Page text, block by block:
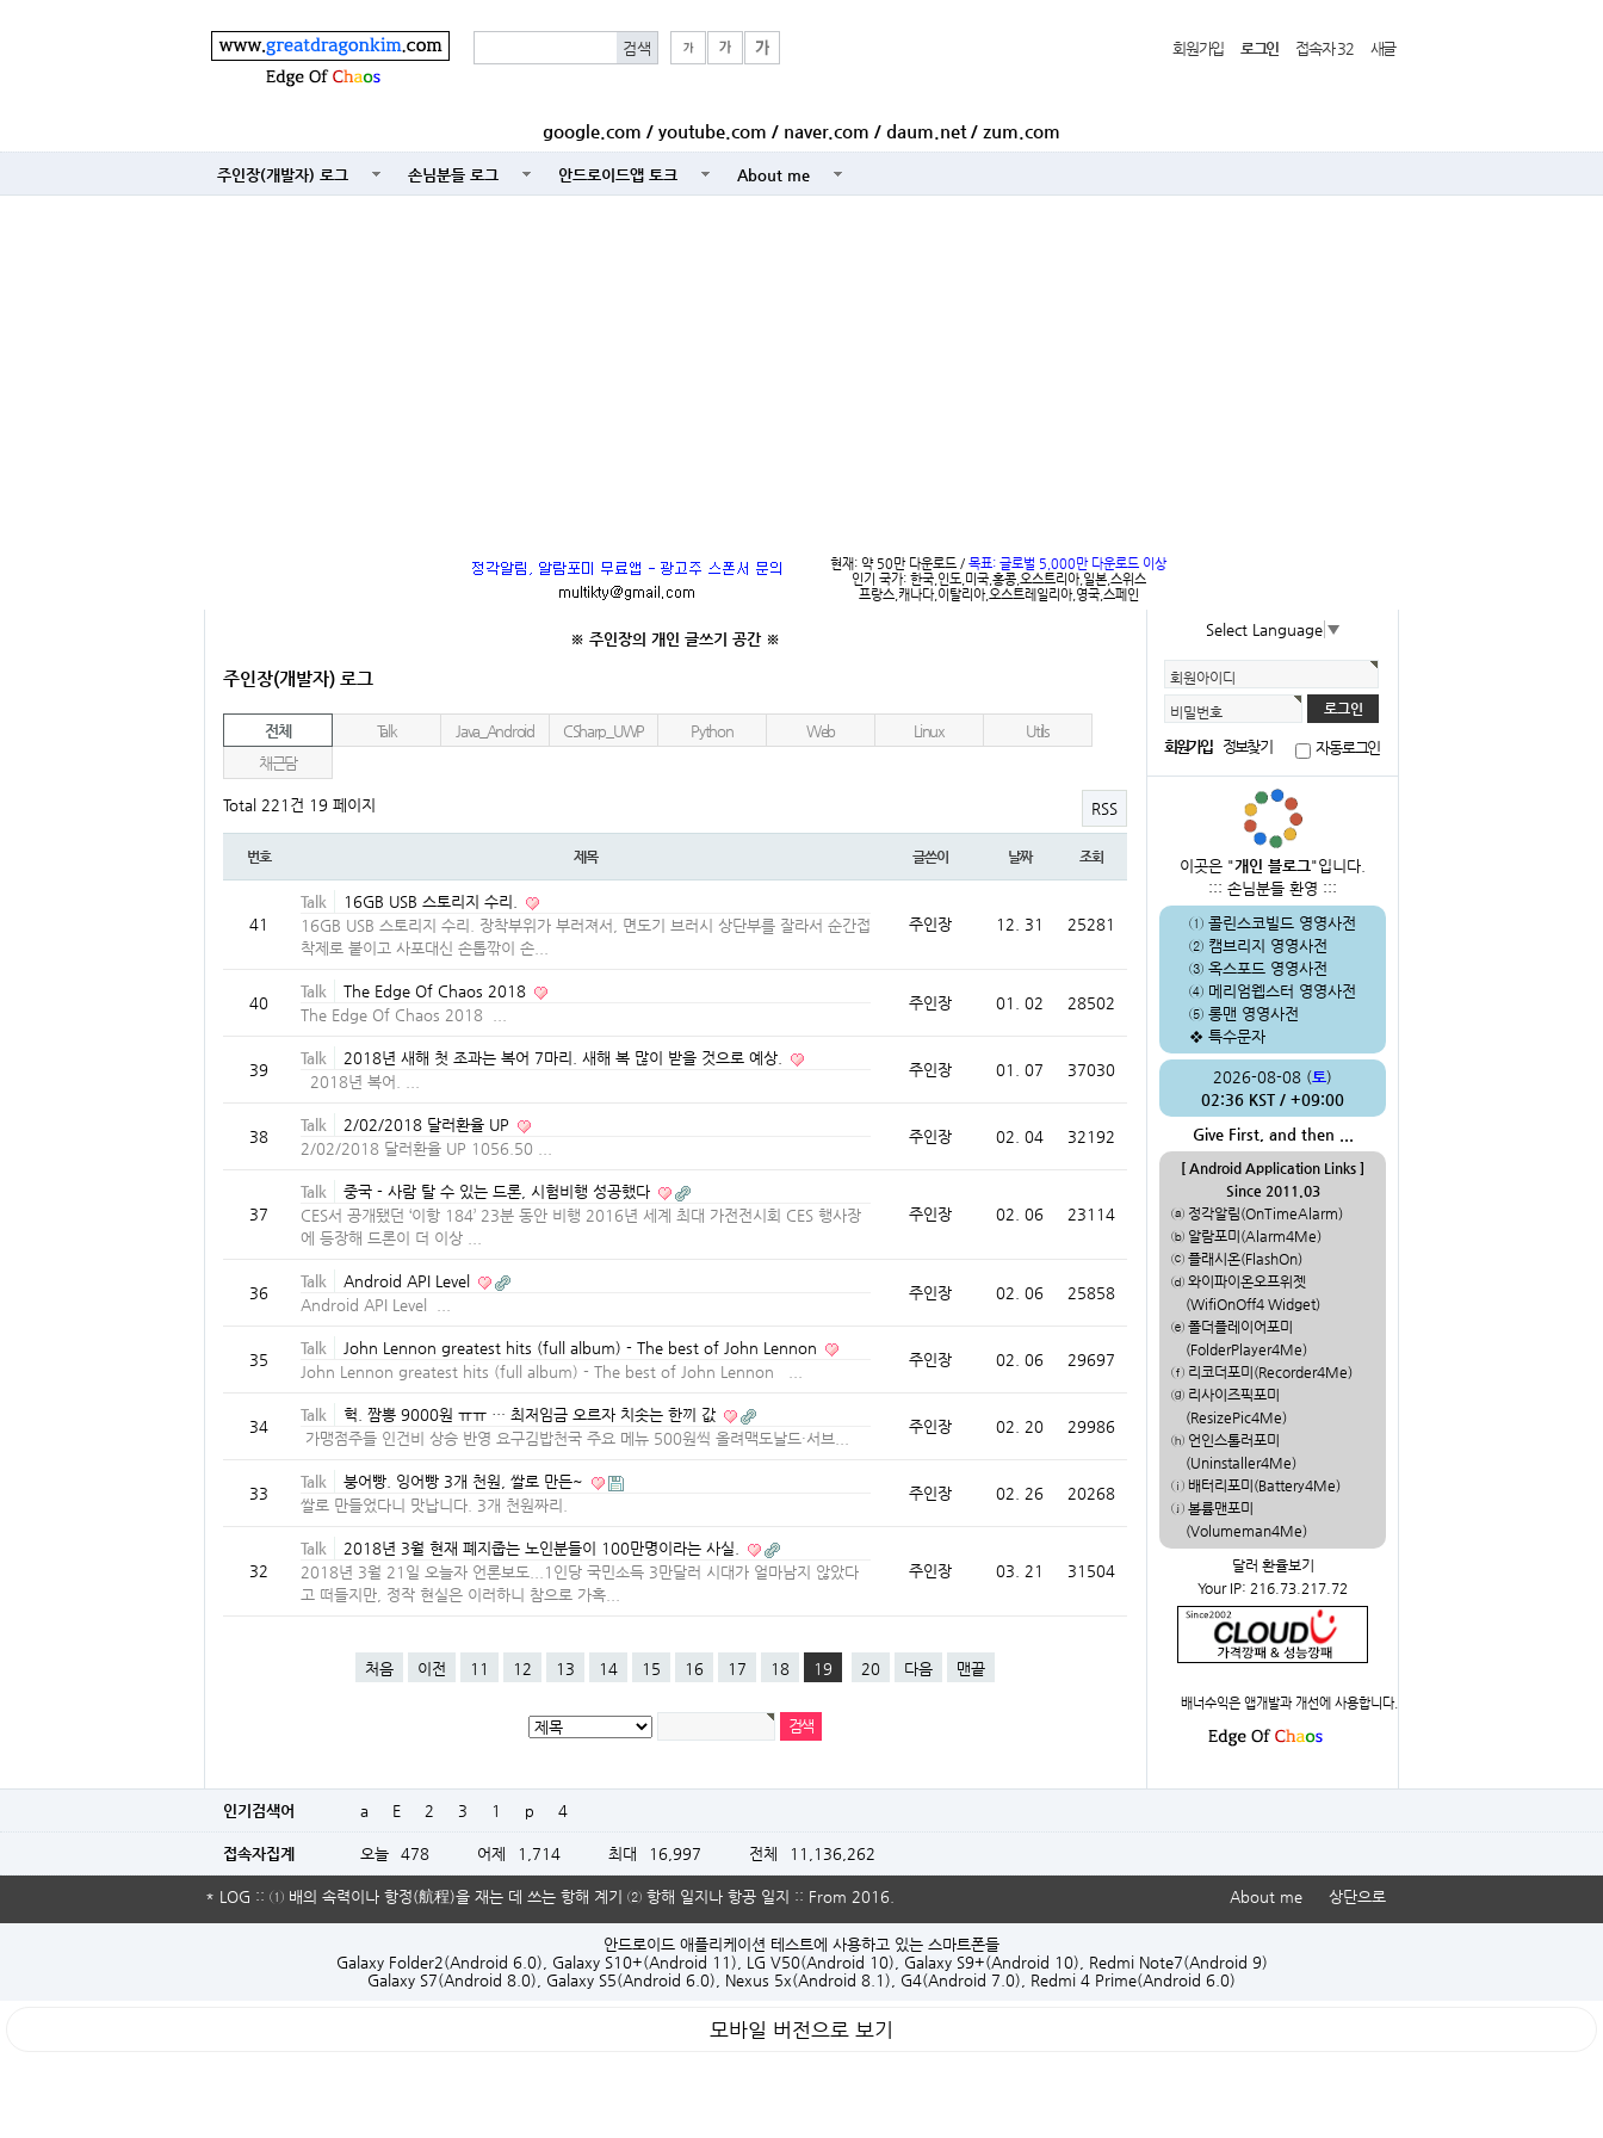
회원가입 로그인 접속자 32 새글
google.com / youtube.com / naver.com / daum.net / zum.com
주인장(개발자) 로그 손님분들 로그 안드로이드앱 토크 About me
현재: 약 50만 다운로드 / 목표: 글로벌 5,000만 다운로드 이상
인기 국가: 한국,인도,미국,홍콩,오스트리아,일본,스위스
프랑스,캐나다,이탈리아,오스트레일리아,영국,스페인
Select Language ▼
회원아이디
비밀번호
회원가입 정보찾기 자동로그인
이곳은 "개인 블로그"입니다.
::: 손님분들 환영 :::
① 콜린스코빌드 영영사전
② 캠브리지 영영사전
③ 옥스포드 영영사전
④ 메리엄웹스터 영영사전
⑤ 롱맨 영영사전
❖ 특수문자
2026-08-08 (토)
02:36 KST / +09:00
Give First, and then ...
[ Android Application Links ]
Since 2011.03
ⓐ 정각알림(OnTimeAlarm)
ⓑ 알람포미(Alarm4Me)
ⓒ 플래시온(FlashOn)
ⓓ 와이파이온오프위젯
(WifiOnOff4 Widget)
ⓔ 폴더플레이어포미
(FolderPlayer4Me)
ⓕ 리코더포미(Recorder4Me)
ⓖ 리사이즈픽포미
(ResizePic4Me)
ⓗ 언인스톨러포미
(Uninstaller4Me)
ⓘ 배터리포미(Battery4Me)
ⓙ 볼륨맨포미
(Volumeman4Me)
달러 환율보기
Your IP: 216.73.217.72
배너수익은 앱개발과 개선에 사용합니다.
※ 주인장의 개인 글쓰기 공간 ※
주인장(개발자) 로그
전체 Talk Java_Android CSharp_UWP Python Web Linux
Utils
채근담
Total 221건 19 페이지 RSS
번호 제목 글쓴이 날짜 조회
41
Talk
16GB USB 스토리지 수리.
16GB USB 스토리지 수리. 장착부위가 부러져서, 면도기 브러시 상단부를 잘라서 순간접
착제로 붙이고 사포대신 손톱깎이 손...
주인장 12. 31 25281
40
Talk
The Edge Of Chaos 2018
The Edge Of Chaos 2018 ...
주인장 01. 02 28502
39
Talk
2018년 새해 첫 조과는 복어 7마리. 새해 복 많이 받을 것으로 예상.
2018년 복어. ...
주인장 01. 07 37030
38
Talk
2/02/2018 달러환율 UP
2/02/2018 달러환율 UP 1056.50 ...
주인장 02. 04 32192
37
Talk
중국 - 사람 탈 수 있는 드론, 시험비행 성공했다
CES서 공개됐던 ‘이항 184’ 23분 동안 비행 2016년 세계 최대 가전전시회 CES 행사장
에 등장해 드론이 더 이상 ...
주인장 02. 06 23114
36
Talk
Android API Level
Android API Level ...
주인장 02. 06 25858
35
Talk
John Lennon greatest hits (full album) - The best of John Lennon
John Lennon greatest hits (full album) - The best of John Lennon ...
주인장 02. 06 29697
34
Talk
헉. 짬뽕 9000원 ㅠㅠ … 최저임금 오르자 치솟는 한끼 값
가맹점주들 인건비 상승 반영 요구김밥천국 주요 메뉴 500원씩 올려맥도날드·서브...
주인장 02. 20 29986
33
Talk
붕어빵. 잉어빵 3개 천원, 쌀로 만든~
쌀로 만들었다니 맛납니다. 3개 천원짜리.
주인장 02. 26 20268
32
Talk
2018년 3월 현재 폐지줍는 노인분들이 100만명이라는 사실.
2018년 3월 21일 오늘자 언론보도...1인당 국민소득 3만달러 시대가 얼마남지 않았다
고 떠들지만, 정작 현실은 이러하니 참으로 가혹...
주인장 03. 21 31504
처음 이전 11 12 13 14 15 16 17 18 19 20 다음 맨끝
인기검색어 a E 2 3 1 p 4
접속자집계 오늘 478 어제 1,714 최대 16,997 전체 11,136,262
* LOG :: ① 배의 속력이나 항정(航程)을 재는 데 쓰는 항해 계기 ② 항해 일지나 항공 일지 :: From 2016. About me 상단으로
안드로이드 애플리케이션 테스트에 사용하고 있는 스마트폰들
Galaxy Folder2(Android 6.0), Galaxy S10+(Android 11), LG V50(Android 10), Galaxy S9+(Android 10), Redmi Note7(Android 9)
Galaxy S7(Android 8.0), Galaxy S5(Android 6.0), Nexus 5x(Android 8.1), G4(Android 7.0), Redmi 4 Prime(Android 6.0)
모바일 버전으로 보기